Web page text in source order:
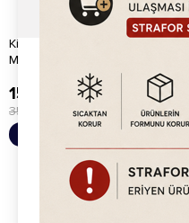
Kitchpro Ticari Bubble Waffle
Makinesi
%55
15,920.00TL
35,000.00 TL